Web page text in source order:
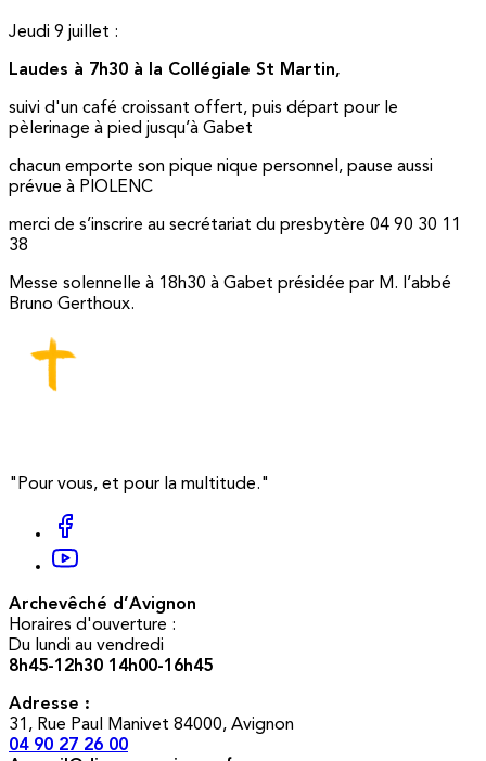
Jeudi 9 juillet :
Laudes à 7h30 à la Collégiale St Martin,
suivi d'un café croissant offert, puis départ pour le
pèlerinage à pied jusqu’à Gabet
chacun emporte son pique nique personnel, pause aussi
prévue à PIOLENC
merci de s’inscrire au secrétariat du presbytère 04 90 30 11
38
Messe solennelle à 18h30 à Gabet présidée par M. l’abbé
Bruno Gerthoux.
"Pour vous, et pour la multitude."
Archevêché d’Avignon
Horaires d'ouverture :
Du lundi au vendredi
8h45-12h30 14h00-16h45
Adresse :
31, Rue Paul Manivet 84000, Avignon
04 90 27 26 00